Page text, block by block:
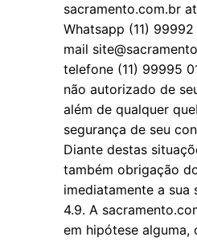
sacramento.com.br
Whatsapp (11)
mail
telefone (11) 99995
não autorizado de
além de qualquer
segurança de seu
Diante destas
também obrigação
imediatamente a sua
4.9. A
em hipótese alguma,